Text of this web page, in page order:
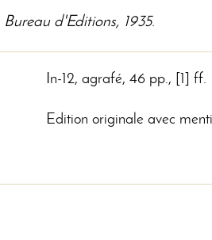
Bureau d'Editions, 1935.
In-12, agrafé, 46 pp., [1] ff.
Edition originale avec